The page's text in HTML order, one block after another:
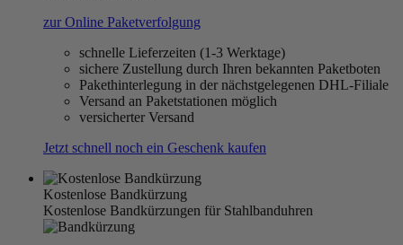
zur Online Paketverfolgung
schnelle Lieferzeiten (1-3 Werktage)
sichere Zustellung durch Ihren bekannten Paketboten
Pakethinterlegung in der nächstgelegenen DHL-Filiale
Versand an Paketstationen möglich
versicherter Versand
Jetzt schnell noch ein Geschenk kaufen
Kostenlose Bandkürzung
Kostenlose Bandkürzungen für Stahlbanduhren